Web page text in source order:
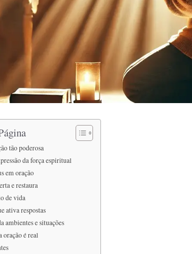
tão poderosa
da força espiritual
em oração
e restaura
de vida
ativa respostas
ambientes e situações
oração é real